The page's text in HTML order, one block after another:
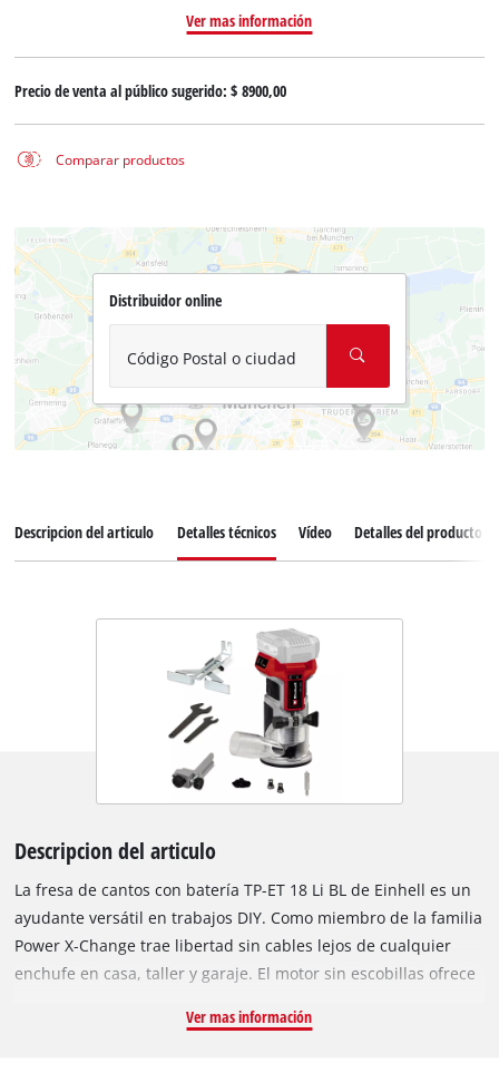
Ver mas información
Precio de venta al público sugerido:$ 8900,00
Comparar productos
Distribuidor online
Código Postal o ciudad
Descripcion del articulo Detalles técnicos Vídeo Detalles del producto
Descripcion del articulo
La fresa de cantos con batería TP-ET 18 Li BL de Einhell es un
ayudante versátil en trabajos DIY. Como miembro de la familia
Power X-Change trae libertad sin cables lejos de cualquier
enchufe en casa, taller y garaje. El motor sin escobillas ofrece
de escobillas de carbón convencionales. La electrónica de
Ver mas información